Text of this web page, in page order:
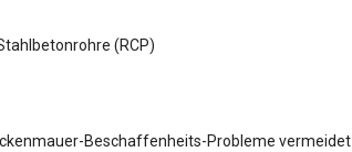
(RCP)
Beschaffenheits-Probleme vermeidet